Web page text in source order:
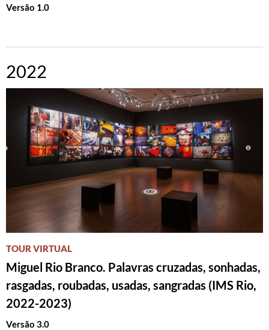
Versão 1.0
2022
TOUR VIRTUAL
Miguel Rio Branco. Palavras cruzadas, sonhadas,
rasgadas, roubadas, usadas, sangradas (IMS Rio,
2022-2023)
Versão 3.0